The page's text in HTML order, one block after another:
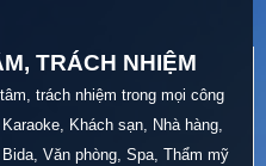
TRÁCH NHIỆM
trách nhiệm trong mọi công
Khách sạn, Nhà hàng,
Văn phòng, Spa, Thẩm mỹ